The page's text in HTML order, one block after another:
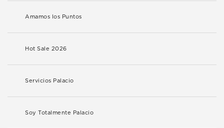
Amamos los Puntos
Hot Sale 2026
Servicios Palacio
Soy Totalmente Palacio